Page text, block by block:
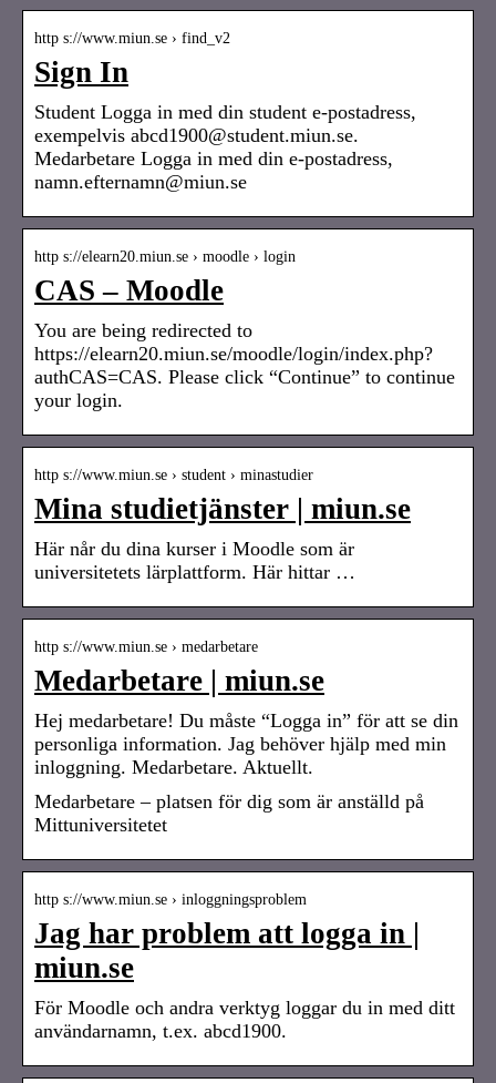
http s://www.miun.se › find_v2
Sign In
Student Logga in med din student e-postadress,
exempelvis abcd1900@student.miun.se.
Medarbetare Logga in med din e-postadress,
namn.efternamn@miun.se
http s://elearn20.miun.se › moodle › login
CAS – Moodle
You are being redirected to
https://elearn20.miun.se/moodle/login/index.php?
authCAS=CAS. Please click “Continue” to continue
your login.
http s://www.miun.se › student › minastudier
Mina studietjänster | miun.se
Här når du dina kurser i Moodle som är
universitetets lärplattform. Här hittar …
http s://www.miun.se › medarbetare
Medarbetare | miun.se
Hej medarbetare! Du måste “Logga in” för att se din
personliga information. Jag behöver hjälp med min
inloggning. Medarbetare. Aktuellt.
Medarbetare – platsen för dig som är anställd på
Mittuniversitetet
http s://www.miun.se › inloggningsproblem
Jag har problem att logga in |
miun.se
För Moodle och andra verktyg loggar du in med ditt
användarnamn, t.ex. abcd1900.